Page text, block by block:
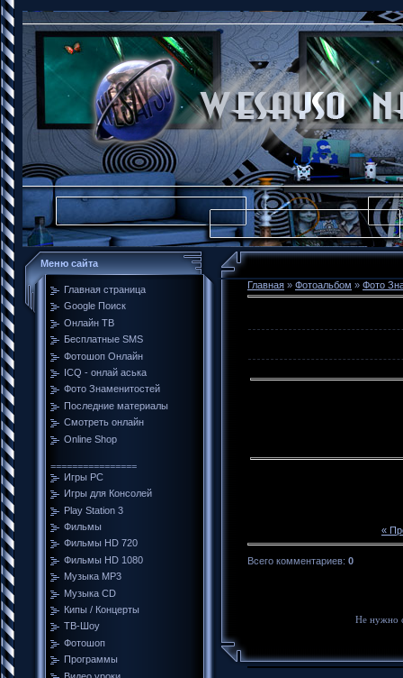
Меню сайта
Главная страница
Google Поиск
Онлайн ТВ
Бесплатные SMS
Фотошоп Онлайн
ICQ - онлай аська
Фото Знаменитостей
Последние материалы
Смотреть онлайн
Online Shop
================
Игры PC
Игры для Консолей
Play Station 3
Фильмы
Фильмы HD 720
Фильмы HD 1080
Музыка MP3
Музыка CD
Кипы / Концерты
ТВ-Шоу
Фотошоп
Программы
Видео уроки
Главная » Фотоальбом » Фото
«
Всего комментариев: 0
Не нужно